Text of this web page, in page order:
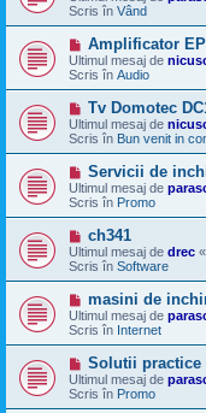
s
a
n
o
u
Scris în Vând
M
e
s
a
o
u
Amplificator
Ultimul mesaj de
Scris în Audio
M
e
s
a
n
o
u
Tv Domotec
Ultimul mesaj de
Scris în Bun venit in
M
e
s
a
n
o
u
Servicii de
Ultimul mesaj de
Scris în Promo
M
e
s
a
n
o
u
ch341
Ultimul mesaj de drec «
Scris în Software
M
e
s
a
n
o
u
masini de
Ultimul mesaj de
Scris în Internet
M
e
s
a
Solutii practice
Ultimul mesaj de
Scris în Promo